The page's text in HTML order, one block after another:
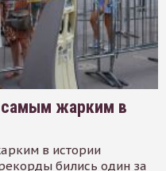
самым жарким в
в истории
бились один за